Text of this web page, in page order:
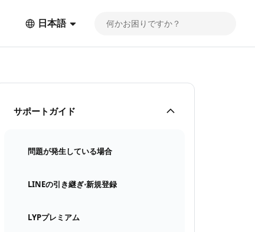
日本語
サポートガイド
問題が発生している場合
LINEの引き継ぎ⋅新規登録
LYPプレミアム